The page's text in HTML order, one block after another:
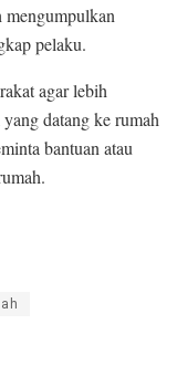
mengumpulkan
pelaku.
agar lebih
datang ke rumah
bantuan atau